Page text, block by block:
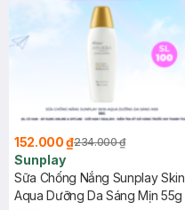
152.000 ₫234.000 ₫
Sunplay
Sữa Chống Nắng Sunplay Skin
Aqua Dưỡng Da Sáng Mịn 55g